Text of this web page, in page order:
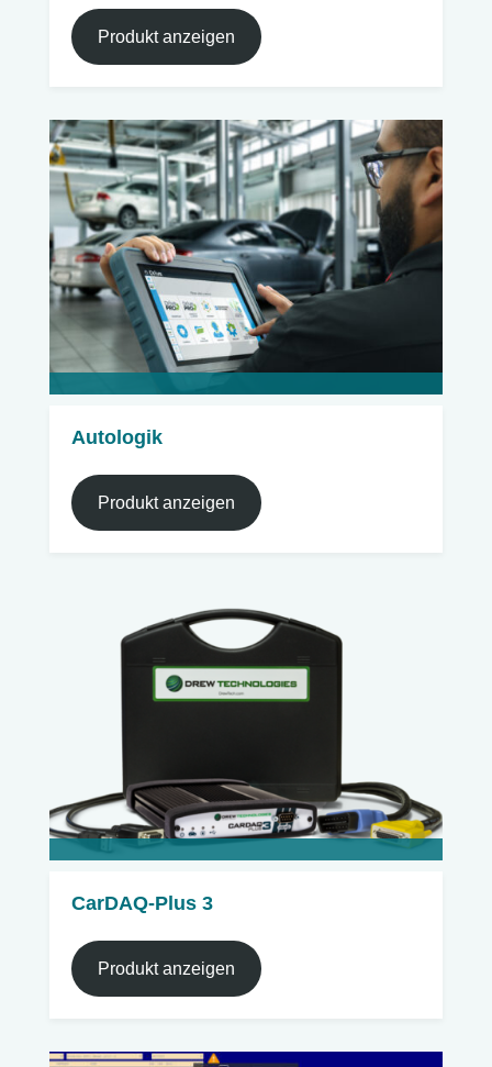
Produkt anzeigen
Autologik
Produkt anzeigen
CarDAQ-Plus 3
Produkt anzeigen